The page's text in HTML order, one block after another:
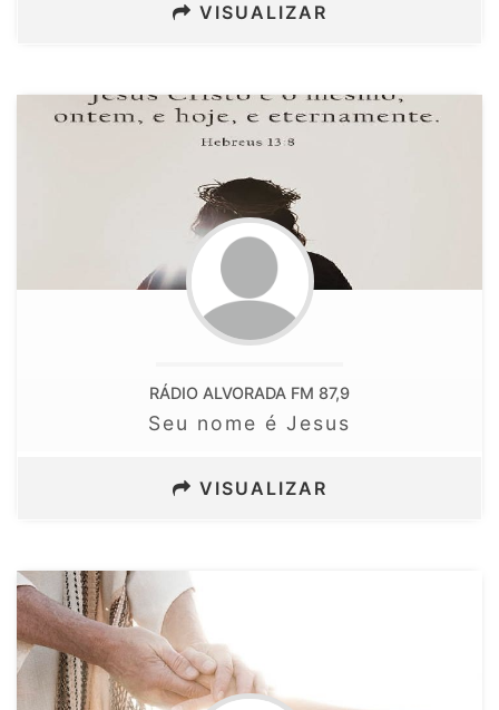
VISUALIZAR
RÁDIO ALVORADA FM 87,9
Seu nome é Jesus
VISUALIZAR